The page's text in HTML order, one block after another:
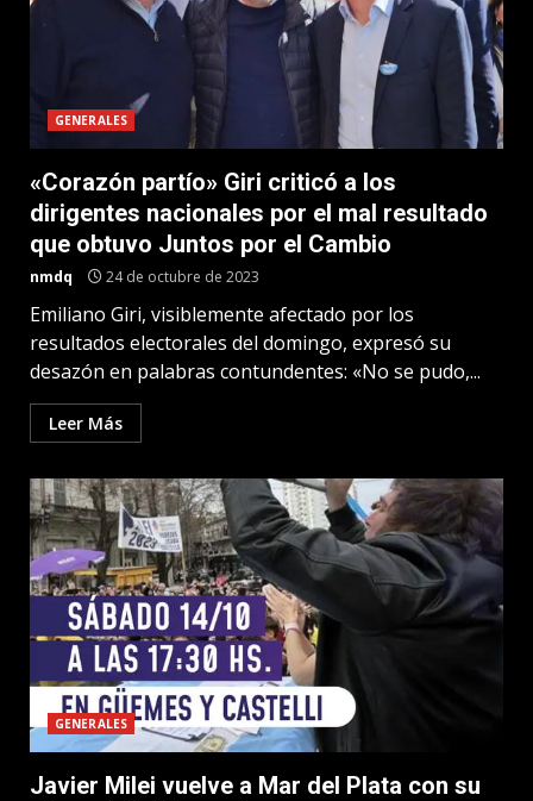
GENERALES
«Corazón partío» Giri criticó a los
dirigentes nacionales por el mal resultado
que obtuvo Juntos por el Cambio
nmdq 24 de octubre de 2023
Emiliano Giri, visiblemente afectado por los
resultados electorales del domingo, expresó su
desazón en palabras contundentes: «No se pudo,...
Leer Más
GENERALES
Javier Milei vuelve a Mar del Plata con su